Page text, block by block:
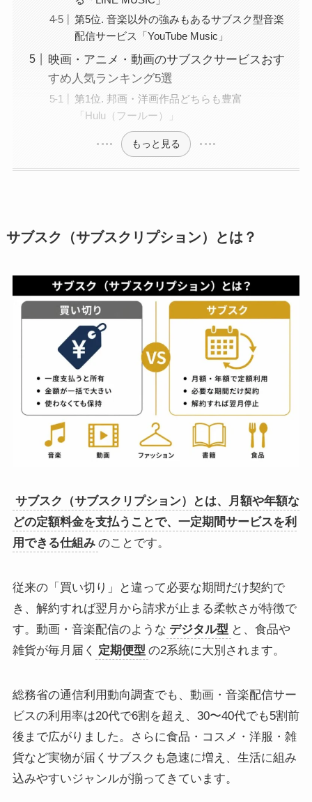
第5位. 音楽以外の強みもあるサブスク型音楽
配信サービス「YouTube Music」
映画・アニメ・動画のサブスクサービスおす
すめ人気ランキング5選
第1位. 邦画・洋画作品どちらも豊富
「Hulu（フールー）」
もっと見る
サブスク（サブスクリプション）とは？
サブスク（サブスクリプション）とは、月額や年額な
どの定額料金を支払うことで、一定期間サービスを利
用できる仕組み のことです。
従来の「買い切り」と違って必要な期間だけ契約で
き、解約すれば翌月から請求が止まる柔軟さが特徴で
す。動画・音楽配信のような デジタル型 と、食品や
雑貨が毎月届く 定期便型 の2系統に大別されます。
総務省の通信利用動向調査でも、動画・音楽配信サー
ビスの利用率は20代で6割を超え、30〜40代でも5割前
後まで広がりました。さらに食品・コスメ・洋服・雑
貨など実物が届くサブスクも急速に増え、生活に組み
込みやすいジャンルが揃ってきています。